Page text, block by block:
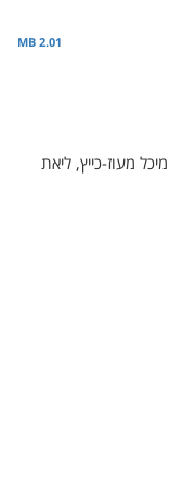
2.01 MB
מעוז-כייץ, ליאת